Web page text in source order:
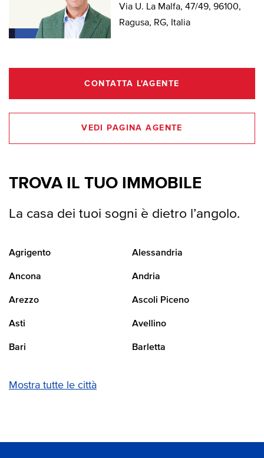
Via U. La Malfa, 47/49, 96100,
Ragusa, RG, Italia
CONTATTA L'AGENTE
VEDI PAGINA AGENTE
TROVA IL TUO IMMOBILE
La casa dei tuoi sogni è dietro l’angolo.
Agrigento Alessandria
Ancona Andria
Arezzo Ascoli Piceno
Asti Avellino
Bari Barletta
Mostra tutte le città